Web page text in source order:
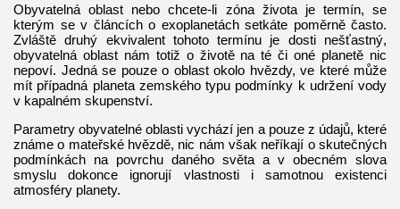
Obyvatelná oblast nebo chcete-li zóna života je termín, se
kterým se v článcích o exoplanetách setkáte poměrně často.
Zvláště druhý ekvivalent tohoto termínu je dosti nešťastný,
obyvatelná oblast nám totiž o životě na té či oné planetě nic
nepoví. Jedná se pouze o oblast okolo hvězdy, ve které může
mít případná planeta zemského typu podmínky k udržení vody
v kapalném skupenství.
Parametry obyvatelné oblasti vychází jen a pouze z údajů, které
známe o mateřské hvězdě, nic nám však neříkají o skutečných
podmínkách na povrchu daného světa a v obecném slova
smyslu dokonce ignorují vlastnosti i samotnou existenci
atmosféry planety.